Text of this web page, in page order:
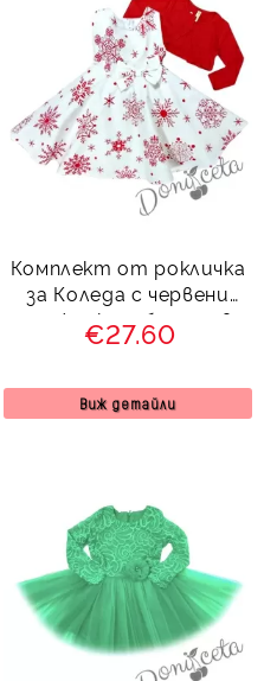
Комплект от рокличка
за Коледа с червени
снежинки и болеро в
червено
€27.60
Виж детайли